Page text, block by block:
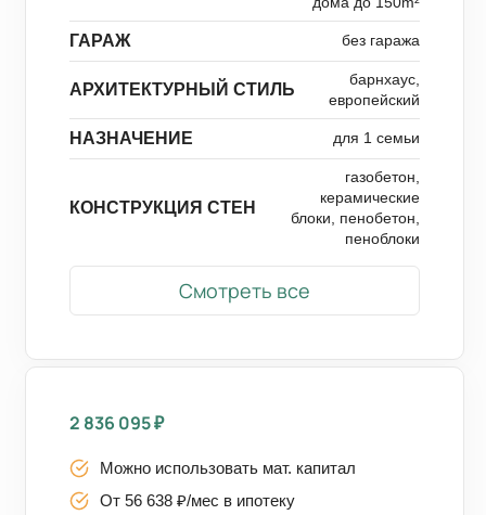
ГАРАЖ без гаража
АРХИТЕКТУРНЫЙ СТИЛЬ
барнхаус,
европейский
НАЗНАЧЕНИЕ для 1 семьи
КОНСТРУКЦИЯ СТЕН
газобетон,
керамические
блоки, пенобетон,
пеноблоки
Смотреть все
2 836 095₽
Можно использовать мат. капитал
От 56 638 ₽/мес в ипотеку